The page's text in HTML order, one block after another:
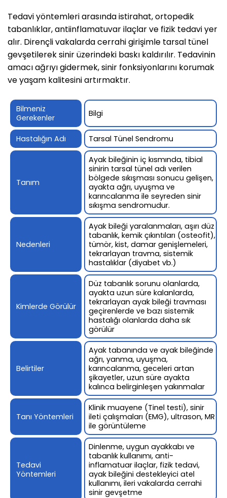
Tedavi yöntemleri arasında istirahat, ortopedik
tabanlıklar, antiinflamatuvar ilaçlar ve fizik tedavi yer
alır. Dirençli vakalarda cerrahi girişimle tarsal tünel
gevşetilerek sinir üzerindeki baskı kaldırılır. Tedavinin
amacı ağrıyı gidermek, sinir fonksiyonlarını korumak
ve yaşam kalitesini artırmaktır.
Bilmeniz
Gerekenler
Bilgi
Hastalığın Adı Tarsal Tünel Sendromu
Tanım
Ayak bileğinin iç kısmında, tibial
sinirin tarsal tünel adı verilen
bölgede sıkışması sonucu gelişen,
ayakta ağrı, uyuşma ve
karıncalanma ile seyreden sinir
sıkışma sendromudur.
Nedenleri
Ayak bileği yaralanmaları, aşırı düz
tabanlık, kemik çıkıntıları (osteofit),
tümör, kist, damar genişlemeleri,
tekrarlayan travma, sistemik
hastalıklar (diyabet vb.)
Kimlerde Görülür
Düz tabanlık sorunu olanlarda,
ayakta uzun süre kalanlarda,
tekrarlayan ayak bileği travması
geçirenlerde ve bazı sistemik
hastalığı olanlarda daha sık
görülür
Belirtiler
Ayak tabanında ve ayak bileğinde
ağrı, yanma, uyuşma,
karıncalanma, geceleri artan
şikayetler, uzun süre ayakta
kalınca belirginleşen yakınmalar
Tanı Yöntemleri
Klinik muayene (Tinel testi), sinir
ileti çalışmaları (EMG), ultrason, MR
ile görüntüleme
Tedavi
Yöntemleri
Dinlenme, uygun ayakkabı ve
tabanlık kullanımı, anti-
inflamatuar ilaçlar, fizik tedavi,
ayak bileğini destekleyici atel
kullanımı, ileri vakalarda cerrahi
sinir gevşetme